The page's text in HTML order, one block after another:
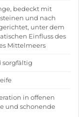
bedeckt mit
und nach
unter dem
Einfluss des
Mittelmeers
sorgfältig
in offenen
und schonende